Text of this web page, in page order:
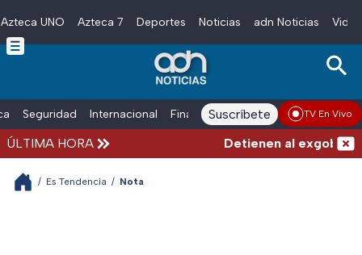
Skip to main content
Azteca UNO Azteca 7 Deportes Noticias adn Noticias
Seguridad Internacional Finanzas adn Noticias Radio
Suscríbete TV En Vivo
ÚLTIMA HORA Detienen al
/ Es Tendencia / Nota